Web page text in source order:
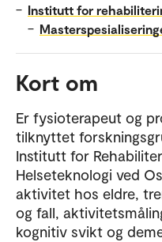
– Institutt for
–
Kort om
Er fysioterapeut og
tilknyttet
Institutt for
Helseteknologi ved
aktivitet hos eldre,
og fall,
kognitiv svikt og